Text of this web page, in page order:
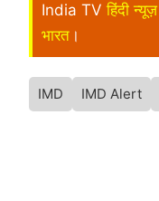
India TV हिंदी न्यूज़
भारत ।
IMD IMD Alert